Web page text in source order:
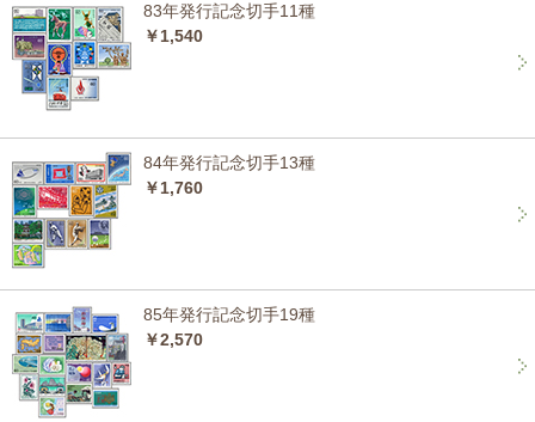
83年発行記念切手11種
￥1,540
84年発行記念切手13種
￥1,760
85年発行記念切手19種
￥2,570